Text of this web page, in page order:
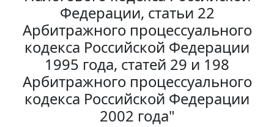
Федерации, статьи 22
Арбитражного процессуального
кодекса Российской Федерации
1995 года, статей 29 и 198
Арбитражного процессуального
кодекса Российской Федерации
2002 года"